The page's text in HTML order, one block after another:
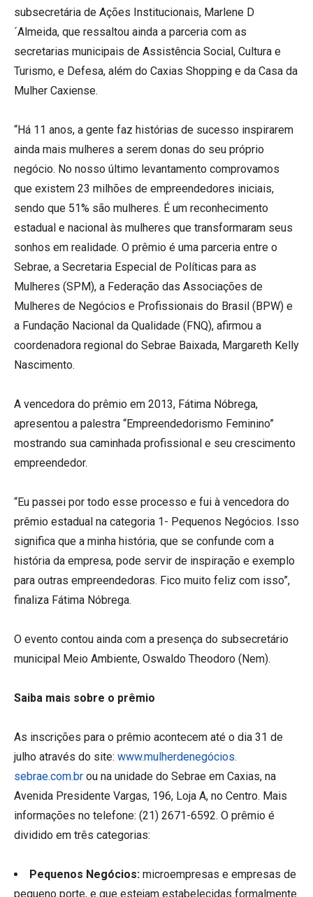
subsecretária de Ações Institucionais, Marlene D
´Almeida, que ressaltou ainda a parceria com as
secretarias municipais de Assistência Social, Cultura e
Turismo, e Defesa, além do Caxias Shopping e da Casa da
Mulher Caxiense.
“Há 11 anos, a gente faz histórias de sucesso inspirarem
ainda mais mulheres a serem donas do seu próprio
negócio. No nosso último levantamento comprovamos
que existem 23 milhões de empreendedores iniciais,
sendo que 51% são mulheres. É um reconhecimento
estadual e nacional às mulheres que transformaram seus
sonhos em realidade. O prêmio é uma parceria entre o
Sebrae, a Secretaria Especial de Políticas para as
Mulheres (SPM), a Federação das Associações de
Mulheres de Negócios e Profissionais do Brasil (BPW) e
a Fundação Nacional da Qualidade (FNQ), afirmou a
coordenadora regional do Sebrae Baixada, Margareth Kelly
Nascimento.
A vencedora do prêmio em 2013, Fátima Nóbrega,
apresentou a palestra “Empreendedorismo Feminino”
mostrando sua caminhada profissional e seu crescimento
empreendedor.
“Eu passei por todo esse processo e fui à vencedora do
prêmio estadual na categoria 1- Pequenos Negócios. Isso
significa que a minha história, que se confunde com a
história da empresa, pode servir de inspiração e exemplo
para outras empreendedoras. Fico muito feliz com isso”,
finaliza Fátima Nóbrega.
O evento contou ainda com a presença do subsecretário
municipal Meio Ambiente, Oswaldo Theodoro (Nem).
Saiba mais sobre o prêmio
As inscrições para o prêmio acontecem até o dia 31 de
julho através do site: www.mulherdenegócios.
sebrae.com.br ou na unidade do Sebrae em Caxias, na
Avenida Presidente Vargas, 196, Loja A, no Centro. Mais
informações no telefone: (21) 2671-6592. O prêmio é
dividido em três categorias:
Pequenos Negócios: microempresas e empresas de
pequeno porte, e que estejam estabelecidas formalmente